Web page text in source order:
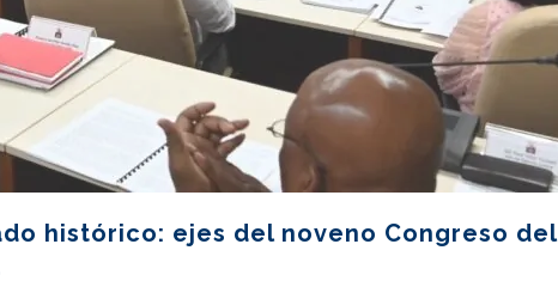
histórico: ejes del noveno Congreso del